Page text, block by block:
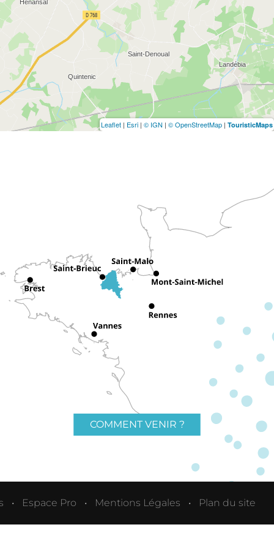
Leaflet | Esri | © IGN | © OpenStreetMap | TouristicMaps
COMMENT VENIR ?
Espace Pro Mentions Légales Plan du site